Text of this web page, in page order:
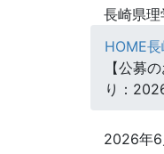
長崎県理
HOME
【公募
り：
2026年